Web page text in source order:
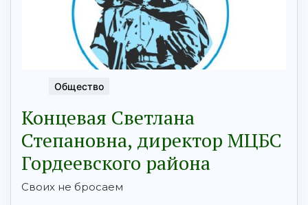
Общество
Концевая Светлана
Степановна, директор МЦБС
Гордеевского района
Своих не бросаем